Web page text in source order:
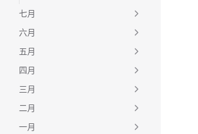
七月
六月
五月
四月
三月
二月
一月